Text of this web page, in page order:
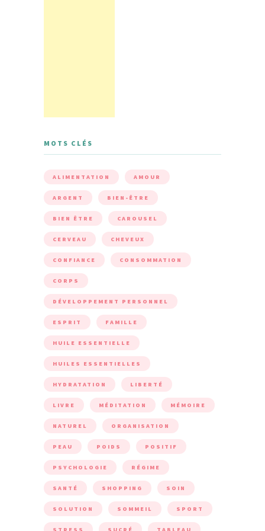
MOTS CLÉS
ALIMENTATION AMOUR
ARGENT BIEN-ÊTRE
BIEN ÊTRE CAROUSEL
CERVEAU CHEVEUX
CONFIANCE CONSOMMATION
CORPS
DÉVELOPPEMENT PERSONNEL
ESPRIT FAMILLE
HUILE ESSENTIELLE
HUILES ESSENTIELLES
HYDRATATION LIBERTÉ
LIVRE MÉDITATION MÉMOIRE
NATUREL ORGANISATION
PEAU POIDS POSITIF
PSYCHOLOGIE RÉGIME
SANTÉ SHOPPING SOIN
SOLUTION SOMMEIL SPORT
STRESS SUCRÉ TABLEAU